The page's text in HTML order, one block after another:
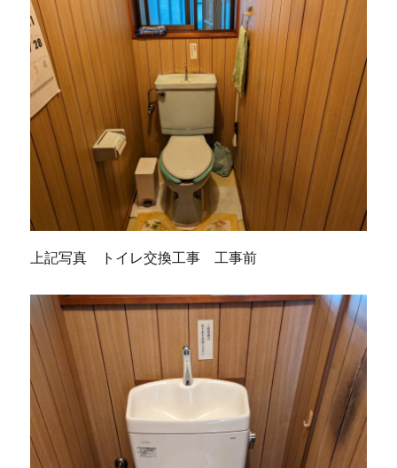
上記写真 トイレ交換工事 工事前